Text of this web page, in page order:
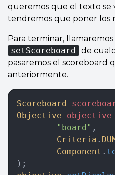
queremos que el texto se
tendremos que poner los
Para terminar,
setScoreboard
de
pasaremos el scoreboard
anteriormente.
Scoreboard
Objective objective
        "board"
,
        Criteria
.
        Component
.
);